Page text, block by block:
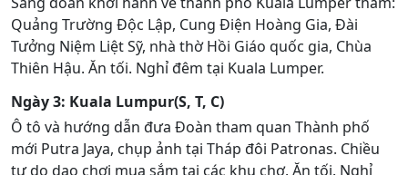
Quảng Trường Độc Lập, Cung Điện Hoàng Gia, Đài
Tưởng Niệm Liệt Sỹ, nhà thờ Hồi Giáo quốc gia, Chùa
Thiên Hậu. Ăn tối. Nghỉ đêm tại Kuala Lumper.
Ngày 3: Kuala Lumpur(S, T, C)
Ô tô và hướng dẫn đưa Đoàn tham quan Thành phố
mới Putra Jaya, chụp ảnh tại Tháp đôi Patronas. Chiều
tự do dạo chơi mua sắm tại các khu chợ. Ăn tối. Nghỉ